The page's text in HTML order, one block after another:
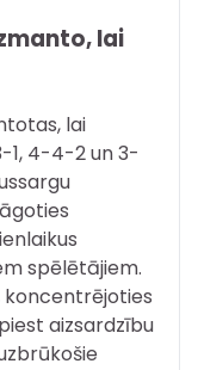
lai
lai
4-4-2 un 3-
spēlētājiem.
aizsardzību